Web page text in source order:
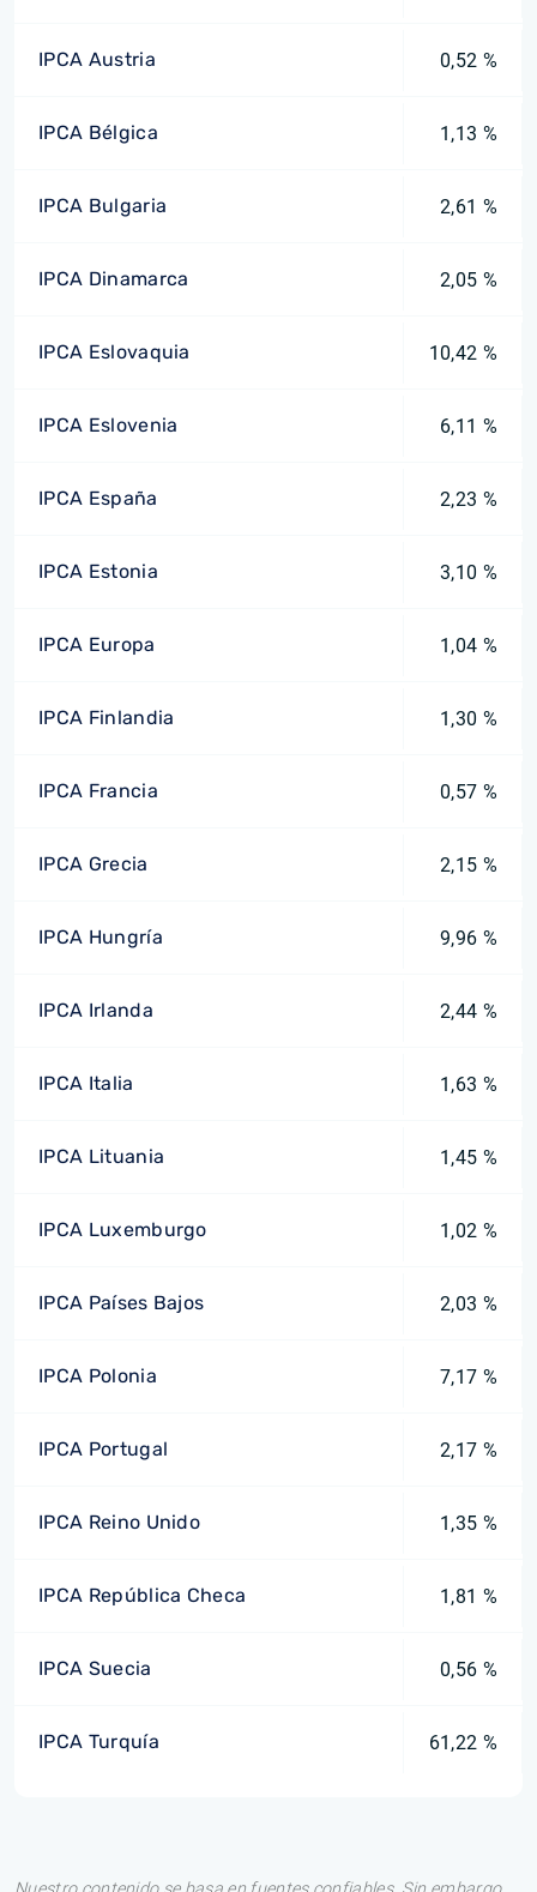
IPCA Austria 0,52 %
IPCA Bélgica 1,13 %
IPCA Bulgaria 2,61 %
IPCA Dinamarca 2,05 %
IPCA Eslovaquia 10,42 %
IPCA Eslovenia 6,11 %
IPCA España 2,23 %
IPCA Estonia 3,10 %
IPCA Europa 1,04 %
IPCA Finlandia 1,30 %
IPCA Francia 0,57 %
IPCA Grecia 2,15 %
IPCA Hungría 9,96 %
IPCA Irlanda 2,44 %
IPCA Italia 1,63 %
IPCA Lituania 1,45 %
IPCA Luxemburgo 1,02 %
IPCA Países Bajos 2,03 %
IPCA Polonia 7,17 %
IPCA Portugal 2,17 %
IPCA Reino Unido 1,35 %
IPCA República Checa 1,81 %
IPCA Suecia 0,56 %
IPCA Turquía 61,22 %